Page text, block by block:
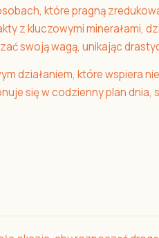
które pragną
z kluczowymi minerałami,
swoją wagą, unikając
działaniem, które wspiera
się w codzienny plan